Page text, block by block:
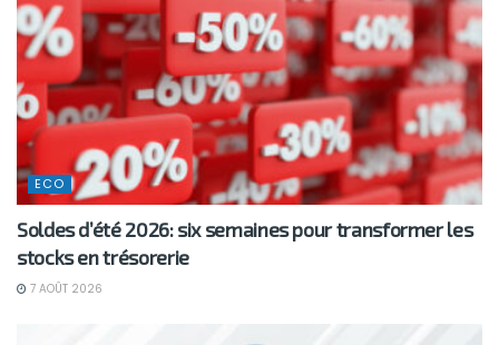
ECO
Soldes d’été 2026: six semaines pour transformer les
stocks en trésorerie
7 AOÛT 2026